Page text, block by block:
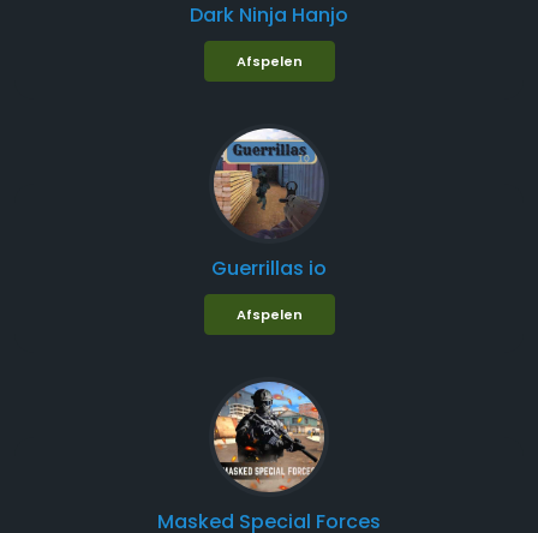
Dark Ninja Hanjo
Afspelen
Guerrillas io
Afspelen
Masked Special Forces